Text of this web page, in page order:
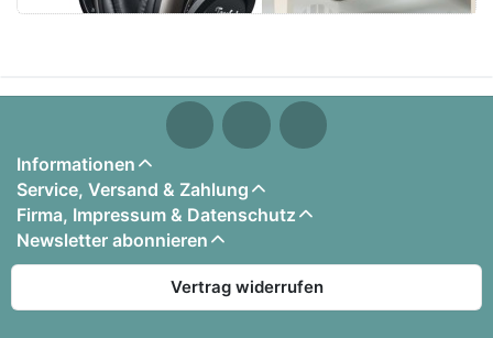
Klangfarben: 39
・Key Off Response (3 Stufen, Ton)
・Saitenresonanz (10 Stufen, Ton, aus)
・Dämpferresonanz (10 Stufen, Ton, aus)
・Offene Saitenresonanz (10 Stufen, Ton, aus)
・Aliqout-Resonanz (10 Stufen, Ton, aus)
・Tastengeräusche (10 Stufen, Ton, aus)
・Tastenton (10 Stufen, Ton, aus)
・Dämpfergeräusche (10 Stufen, Ton, aus)
Informationen
Service, Versand & Zahlung
Firma, Impressum & Datenschutz
Newsletter abonnieren
Vertrag widerrufen